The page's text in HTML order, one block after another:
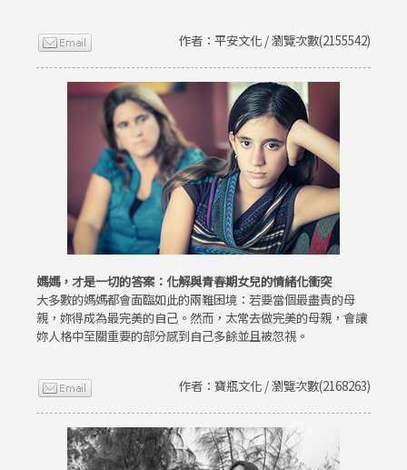
作者：平安文化 / 瀏覽次數(2155542)
媽媽，才是一切的答案：化解與青春期女兒的情緒化衝突
大多數的媽媽都會面臨如此的兩難困境：若要當個最盡責的母
親，妳得成為最完美的自己。然而，太常去做完美的母親，會讓
妳人格中至關重要的部分感到自己多餘並且被忽視。
作者：寶瓶文化 / 瀏覽次數(2168263)